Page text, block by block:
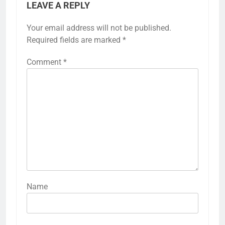
LEAVE A REPLY
Your email address will not be published.
Required fields are marked *
Comment *
Name